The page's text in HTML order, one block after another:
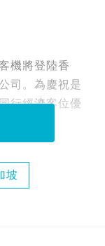
機將登陸香
司。為慶祝是
行經濟客位優
坡